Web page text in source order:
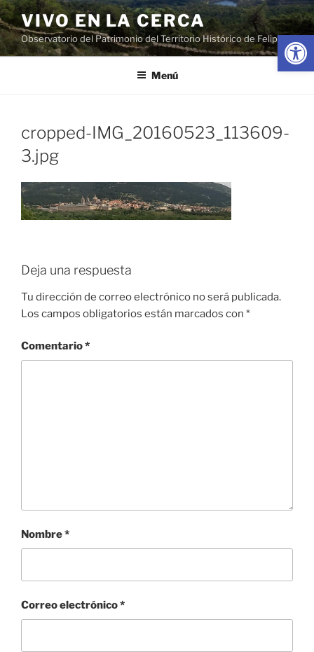
Abrir
Saltar
al
contenido
VIVO EN LA CERCA
Observatorio del Patrimonio del Territorio Histórico de Felipe II
Menú
cropped-IMG_20160523_113609-
3.jpg
Deja una respuesta
Tu dirección de correo electrónico no será publicada.
Los campos obligatorios están marcados con *
Comentario*
Nombre*
Correo electrónico*